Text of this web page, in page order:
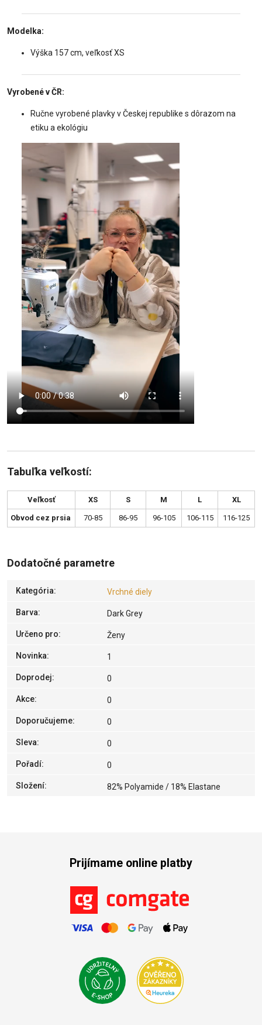
Modelka:
Výška 157 cm, veľkosť XS
Vyrobené v ČR:
Ručne vyrobené plavky v Českej republike s dôrazom na
etiku a ekológiu
Tabuľka veľkostí:
Veľkosť XS S M L XL
Obvod cez prsia 70-85 86-95 96-105 106-115 116-125
Dodatočné parametre
Kategória: Vrchné diely
Barva: Dark Grey
Určeno pro: Ženy
Novinka: 1
Doprodej: 0
Akce: 0
Doporučujeme: 0
Sleva: 0
Pořadí: 0
Složení: 82% Polyamide / 18% Elastane
Prijímame online platby